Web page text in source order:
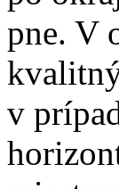
pne. V
v